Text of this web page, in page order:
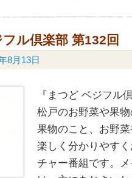
ル倶楽部 第132回
8月13日
『まつど ベジフル
松戸のお野菜や果
果物のこと、お野
楽しく分かりやす
チャー番組です。